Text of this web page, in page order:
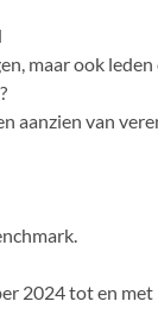
maar ook
aanzien van
2024 tot en